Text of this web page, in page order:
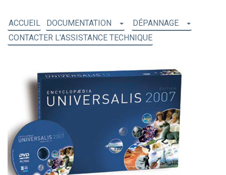
ACCUEIL DOCUMENTATION
DÉPANNAGE
CONTACTER L'ASSISTANCE TECHNIQUE